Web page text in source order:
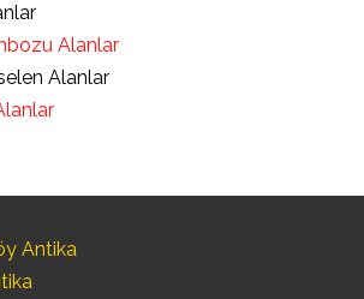
Alanlar
Alanlar
Antika